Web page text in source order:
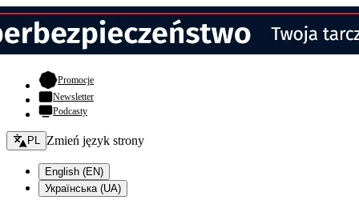
Promocje- otwiera się w nowej karcie
Newsletter
Podcasty
Zmień język - bieżący:
PL Zmień język strony
English (EN)
Українська (UA)